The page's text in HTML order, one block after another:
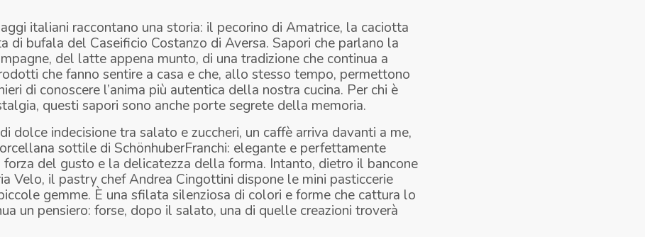
italiani raccontano una storia: il pecorino di Amatrice, la caciotta
di bufala del Caseificio Costanzo di Aversa. Sapori che parlano la
del latte appena munto, di una tradizione che continua a
che fanno sentire a casa e che, allo stesso tempo, permettono
di conoscere l’anima più autentica della nostra cucina. Per chi è
questi sapori sono anche porte segrete della memoria.
dolce indecisione tra salato e zuccheri, un caffè arriva davanti a me,
sottile di SchönhuberFranchi: elegante e perfettamente
del gusto e la delicatezza della forma. Intanto, dietro il bancone
Velo, il pastry chef Andrea Cingottini dispone le mini pasticcerie
gemme. È una sfilata silenziosa di colori e forme che cattura lo
un pensiero: forse, dopo il salato, una di quelle creazioni troverà